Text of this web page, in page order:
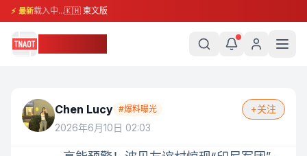
⚡ 最新载入中...🇰🇭 柬文版
Chen Lucy #爆料曝光
+关注
2026年6月10日 02:03